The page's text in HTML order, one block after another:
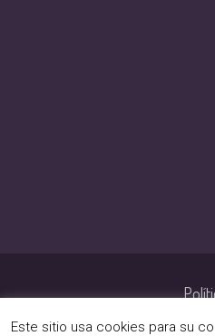
Este sitio usa cookies para su